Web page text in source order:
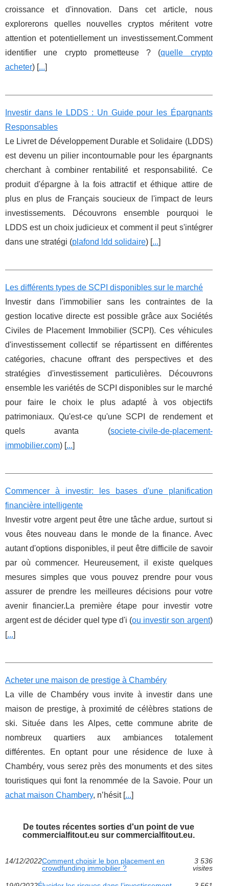
croissance et d'innovation. Dans cet article, nous
explorerons quelles nouvelles cryptos méritent votre
attention et potentiellement un investissement.Comment
identifier une crypto prometteuse ? (quelle crypto
acheter) [...]
Investir dans le LDDS : Un Guide pour les Épargnants
Responsables
Le Livret de Développement Durable et Solidaire (LDDS)
est devenu un pilier incontournable pour les épargnants
cherchant à combiner rentabilité et responsabilité. Ce
produit d'épargne à la fois attractif et éthique attire de
plus en plus de Français soucieux de l'impact de leurs
investissements. Découvrons ensemble pourquoi le
LDDS est un choix judicieux et comment il peut s'intégrer
dans une stratégi (plafond ldd solidaire) [...]
Les différents types de SCPI disponibles sur le marché
Investir dans l'immobilier sans les contraintes de la
gestion locative directe est possible grâce aux Sociétés
Civiles de Placement Immobilier (SCPI). Ces véhicules
d'investissement collectif se répartissent en différentes
catégories, chacune offrant des perspectives et des
stratégies d'investissement particulières. Découvrons
ensemble les variétés de SCPI disponibles sur le marché
pour faire le choix le plus adapté à vos objectifs
patrimoniaux. Qu'est-ce qu'une SCPI de rendement et
quels avanta (societe-civile-de-placement-
immobilier.com) [...]
Commencer à investir: les bases d'une planification
financière intelligente
Investir votre argent peut être une tâche ardue, surtout si
vous êtes nouveau dans le monde de la finance. Avec
autant d'options disponibles, il peut être difficile de savoir
par où commencer. Heureusement, il existe quelques
mesures simples que vous pouvez prendre pour vous
assurer de prendre les meilleures décisions pour votre
avenir financier.La première étape pour investir votre
argent est de décider quel type d'i (ou investir son argent)
[...]
Acheter une maison de prestige à Chambéry
La ville de Chambéry vous invite à investir dans une
maison de prestige, à proximité de célèbres stations de
ski. Située dans les Alpes, cette commune abrite de
nombreux quartiers aux ambiances totalement
différentes. En optant pour une résidence de luxe à
Chambéry, vous serez près des monuments et des sites
touristiques qui font la renommée de la Savoie. Pour un
achat maison Chambery, n’hésit [...]
De toutes récentes sorties d'un point de vue
commercialfitout.eu sur commercialfitout.eu.
14/12/2022Comment choisir le bon placement en
crowdfunding immobilier ?
3 536
visites